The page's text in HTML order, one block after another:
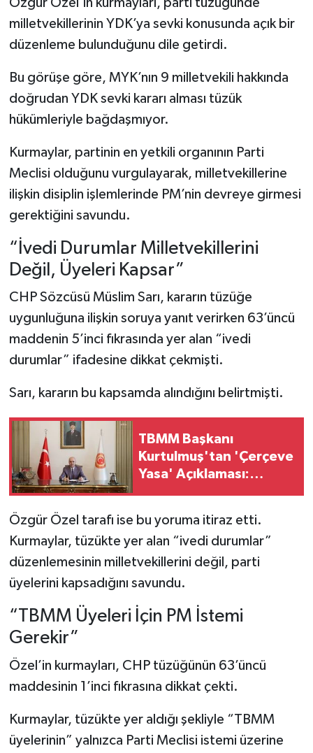
milletvekillerinin YDK’ya sevki konusunda açık bir
düzenleme bulunduğunu dile getirdi.
Bu görüşe göre, MYK’nın 9 milletvekili hakkında
doğrudan YDK sevki kararı alması tüzük
hükümleriyle bağdaşmıyor.
Kurmaylar, partinin en yetkili organının Parti
Meclisi olduğunu vurgulayarak, milletvekillerine
ilişkin disiplin işlemlerinde PM’nin devreye girmesi
gerektiğini savundu.
“İvedi Durumlar Milletvekillerini
Değil, Üyeleri Kapsar”
CHP Sözcüsü Müslim Sarı, kararın tüzüğe
uygunluğuna ilişkin soruya yanıt verirken 63’üncü
maddenin 5’inci fıkrasında yer alan “ivedi
durumlar” ifadesine dikkat çekmişti.
Sarı, kararın bu kapsamda alındığını belirtmişti.
TBMM Başkanı
Kurtulmuş'tan 'Çerçeve
Yasa' Açıklaması:
Tahkim Edecek!"
Özgür Özel tarafı ise bu yoruma itiraz etti.
Kurmaylar, tüzükte yer alan “ivedi durumlar”
düzenlemesinin milletvekillerini değil, parti
üyelerini kapsadığını savundu.
“TBMM Üyeleri İçin PM İstemi
Gerekir”
Özel’in kurmayları, CHP tüzüğünün 63’üncü
maddesinin 1’inci fıkrasına dikkat çekti.
Kurmaylar, tüzükte yer aldığı şekliyle “TBMM
üyelerinin” yalnızca Parti Meclisi istemi üzerine